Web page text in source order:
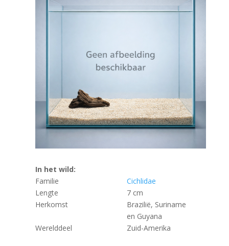
In het wild:
Familie
Cichlidae
Lengte
7 cm
Herkomst
Brazilië, Suriname
en Guyana
Werelddeel
Zuid-Amerika